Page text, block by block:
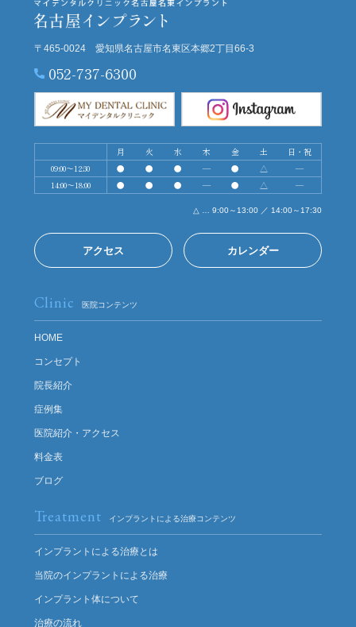
〒465-0024 愛知県名古屋市名東区本郷2丁目66-3
052-737-6300
月 火 水 木 金 土
日・祝
09:00～12:30
● ● ● ― ● △
―
14:00～18:00
● ● ● ― ● △ ―
△ … 9:00～13:00 ／ 14:00～17:30
アクセス カレンダー
Clinic 医院コンテンツ
HOME
コンセプト
院長紹介
症例集
医院紹介・アクセス
料金表
ブログ
Treatment インプラントによる治療コンテンツ
インプラントによる治療とは
当院のインプラントによる治療
インプラント体について
治療の流れ